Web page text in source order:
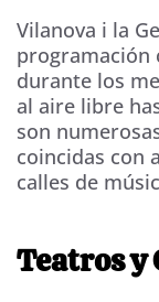
Vilanova i la
programación
durante los
al aire libre
son
coincidas con
calles de
Teatros y